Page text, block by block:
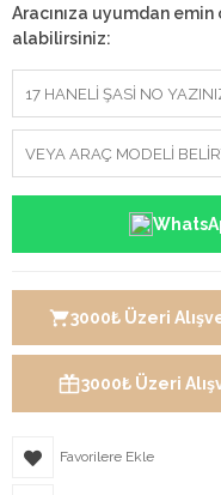
Aracınıza uyumdan
alabilirsiniz:
3000₺ Üzeri
3000₺ Üzeri
Favorilere Ekle